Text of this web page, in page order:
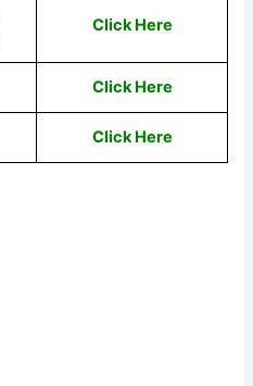
Click Here
Click Here
Click Here